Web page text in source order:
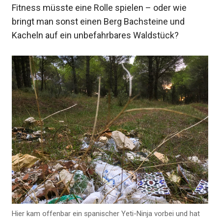
Fitness müsste eine Rolle spielen – oder wie
bringt man sonst einen Berg Bachsteine und
Kacheln auf ein unbefahrbares Waldstück?
Hier kam offenbar ein spanischer Yeti-Ninja vorbei und hat